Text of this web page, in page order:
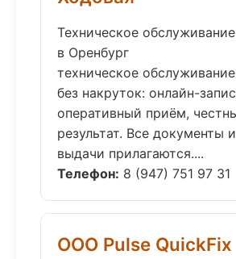
Техническое
в Оренбург
техническое
без накруток: онлайн-
оперативный приём,
результат. Все документы
выдачи прилагаются....
Телефон: 8 (947) 751 97 31
ООО Pulse QuickFix